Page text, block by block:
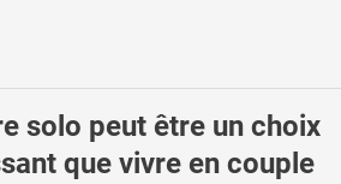
solo peut être un choix
que vivre en couple